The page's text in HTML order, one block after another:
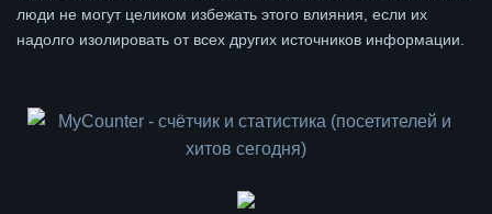
люди не могут целиком избежать этого влияния, если их
надолго изолировать от всех других источников информации.